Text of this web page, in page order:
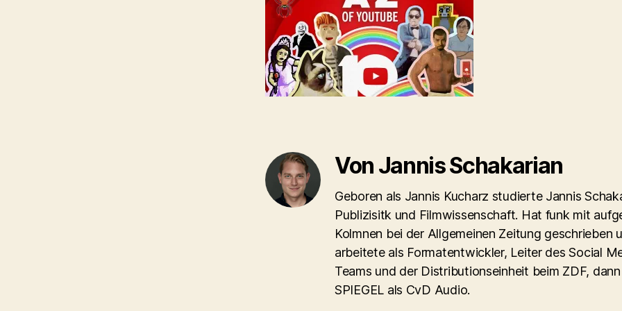
Von Jannis Schakarian
Geboren als Jannis Kucharz studierte Jannis
Publizisitk und Filmwissenschaft. Hat funk mit
Kolmnen bei der Allgemeinen Zeitung geschrieben
arbeitete als Formatentwickler, Leiter des Social
Teams und der Distributionseinheit beim ZDF,
SPIEGEL als CvD Audio.